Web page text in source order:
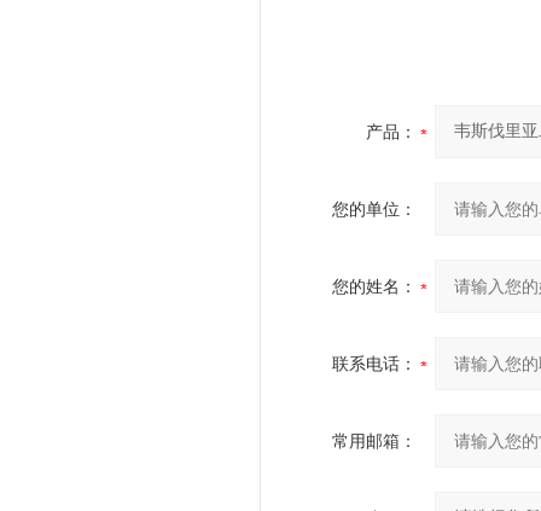
产品：
您的单位：
您的姓名：
联系电话：
常用邮箱：